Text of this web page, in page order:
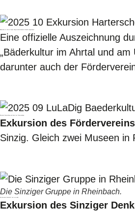
Eine offizielle Auszeichnung
„Bäderkultur im Ahrtal und
darunter auch der
Exkursion des
Sinzig. Gleich zwei Museen in
Die Sinziger Gruppe in Rheinbach.
Exkursion des Sinziger